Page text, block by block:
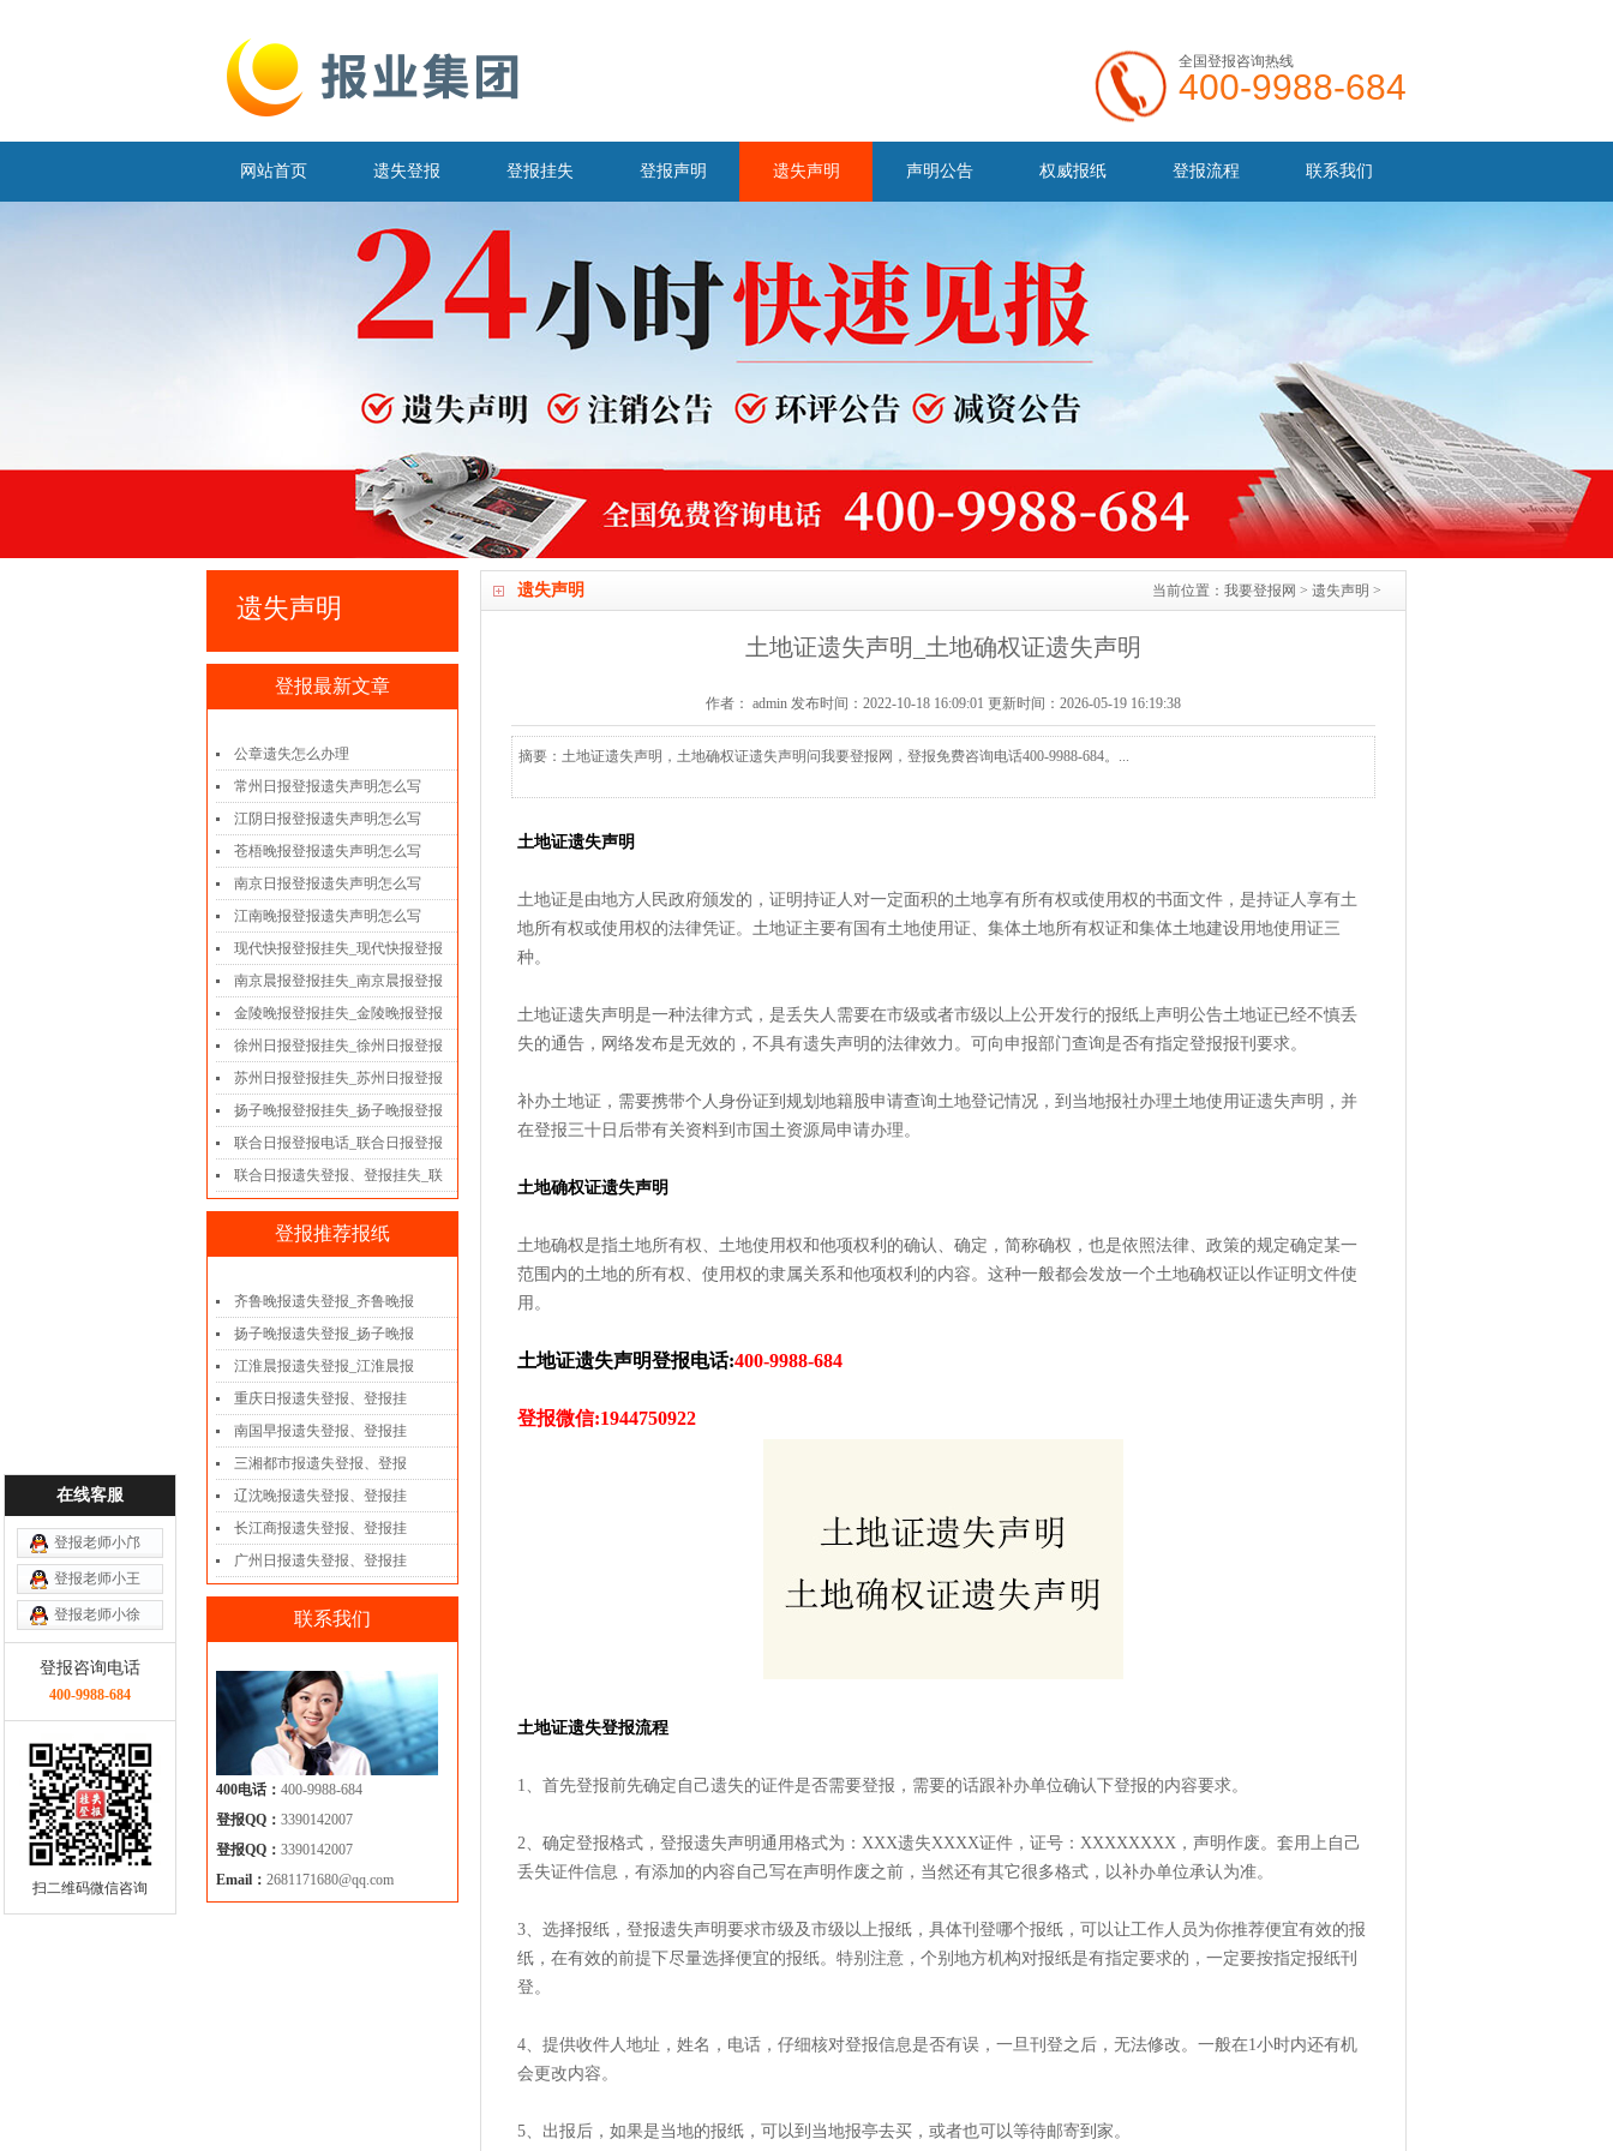
全国登报咨询热线
400-9988-684
网站首页 遗失登报 登报挂失 登报声明 遗失声明 声明公告 权威报纸 登报流程 联系我们
遗失声明 当前位置： 我要登报网 > 遗失声明 >
土地证遗失声明_土地确权证遗失声明
作者： admin 发布时间：2022-10-18 16:09:01 更新时间：2026-05-19 16:19:38
摘要：土地证遗失声明，土地确权证遗失声明问我要登报网，登报免费咨询电话400-9988-684。...
土地证遗失声明
土地证是由地方人民政府颁发的，证明持证人对一定面积的土地享有所有权或使用权的书面文件，是持证人享有土
地所有权或使用权的法律凭证。土地证主要有国有土地使用证、集体土地所有权证和集体土地建设用地使用证三
种。
土地证遗失声明是一种法律方式，是丢失人需要在市级或者市级以上公开发行的报纸上声明公告土地证已经不慎丢
失的通告，网络发布是无效的，不具有遗失声明的法律效力。可向申报部门查询是否有指定登报报刊要求。
补办土地证，需要携带个人身份证到规划地籍股申请查询土地登记情况，到当地报社办理土地使用证遗失声明，并
在登报三十日后带有关资料到市国土资源局申请办理。
土地确权证遗失声明
土地确权是指土地所有权、土地使用权和他项权利的确认、确定，简称确权，也是依照法律、政策的规定确定某一
范围内的土地的所有权、使用权的隶属关系和他项权利的内容。这种一般都会发放一个土地确权证以作证明文件使
用。
土地证遗失声明登报电话:400-9988-684
登报微信:1944750922
土地证遗失登报流程
1、首先登报前先确定自己遗失的证件是否需要登报，需要的话跟补办单位确认下登报的内容要求。
2、确定登报格式，登报遗失声明通用格式为：XXX遗失XXXX证件，证号：XXXXXXXX，声明作废。套用上自己
丢失证件信息，有添加的内容自己写在声明作废之前，当然还有其它很多格式，以补办单位承认为准。
3、选择报纸，登报遗失声明要求市级及市级以上报纸，具体刊登哪个报纸，可以让工作人员为你推荐便宜有效的报
纸，在有效的前提下尽量选择便宜的报纸。特别注意，个别地方机构对报纸是有指定要求的，一定要按指定报纸刊
登。
4、提供收件人地址，姓名，电话，仔细核对登报信息是否有误，一旦刊登之后，无法修改。一般在1小时内还有机
会更改内容。
5、出报后，如果是当地的报纸，可以到当地报亭去买，或者也可以等待邮寄到家。
遗失声明
登报最新文章
公章遗失怎么办理
常州日报登报遗失声明怎么写
江阴日报登报遗失声明怎么写
苍梧晚报登报遗失声明怎么写
南京日报登报遗失声明怎么写
江南晚报登报遗失声明怎么写
现代快报登报挂失_现代快报登报
南京晨报登报挂失_南京晨报登报
金陵晚报登报挂失_金陵晚报登报
徐州日报登报挂失_徐州日报登报
苏州日报登报挂失_苏州日报登报
扬子晚报登报挂失_扬子晚报登报
联合日报登报电话_联合日报登报
联合日报遗失登报、登报挂失_联
登报推荐报纸
齐鲁晚报遗失登报_齐鲁晚报
扬子晚报遗失登报_扬子晚报
江淮晨报遗失登报_江淮晨报
重庆日报遗失登报、登报挂
南国早报遗失登报、登报挂
三湘都市报遗失登报、登报
辽沈晚报遗失登报、登报挂
长江商报遗失登报、登报挂
广州日报遗失登报、登报挂
联系我们
400电话： 400-9988-684
登报QQ： 3390142007
登报QQ： 3390142007
Email： 2681171680@qq.com
在线客服
登报老师小邝
登报老师小王
登报老师小徐
登报咨询电话
400-9988-684
扫二维码微信咨询